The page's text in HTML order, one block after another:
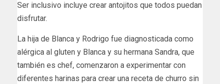
Ser inclusivo incluye crear antojitos que todos puedan
disfrutar.
La hija de Blanca y Rodrigo fue diagnosticada como
alérgica al gluten y Blanca y su hermana Sandra, que
también es chef, comenzaron a experimentar con
diferentes harinas para crear una receta de churro sin